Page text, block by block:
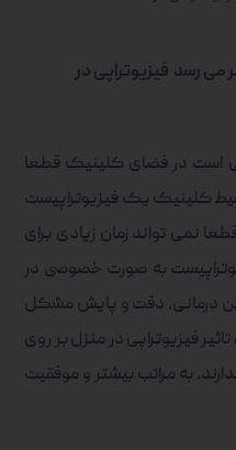
می رسد فیزیوتراپی در
است در فضای کلینیک قطعا
کلینیک یک فیزیوتراپیست
نمی تواند زمان زیادی برای
به صورت خصوصی در
درمانی، دقت و پایش مشکل
فیزیوتراپی در منزل بر روی
به مراتب بیشتر و موفقیت